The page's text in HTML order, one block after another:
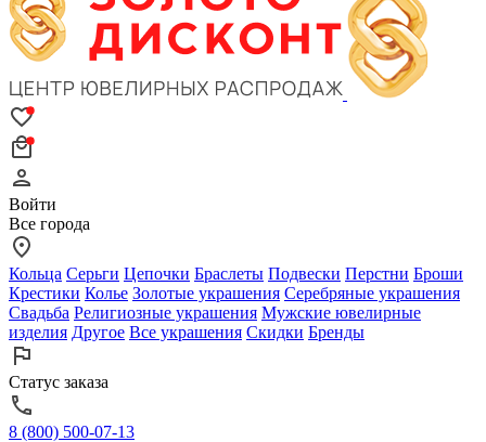
Войти
Все города
Кольца Серьги Цепочки Браслеты Подвески Перстни Броши
Крестики Колье Золотые украшения Серебряные украшения
Свадьба Религиозные украшения Мужские ювелирные
изделия Другое Все украшения Скидки Бренды
Статус заказа
8 (800) 500-07-13